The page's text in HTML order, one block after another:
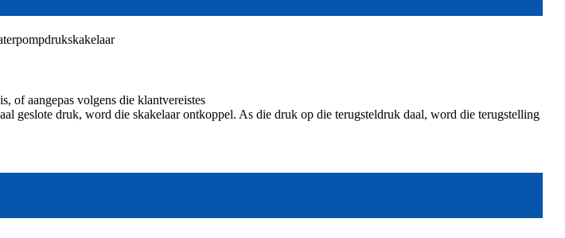
of aangepas volgens die klantvereistes
geslote druk, word die skakelaar ontkoppel. As die druk op die terugsteldruk daal, word die terugstelling